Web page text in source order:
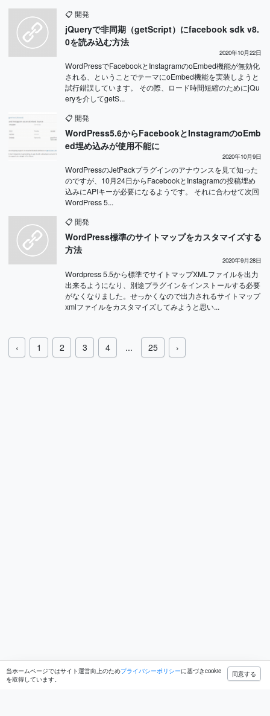
📋 開発
jQueryで非同期（getScript）にfacebook sdk v8.
0を読み込む方法
2020年10月22日
WordPressでFacebookとInstagramのoEmbed機能が無効化
される、ということでテーマにoEmbed機能を実装しようと
試行錯誤しています。 その際、ロード時間短縮のためにjQu
eryを介してgetS...
📋 開発
WordPress5.6からFacebookとInstagramのoEmb
ed埋め込みが使用不能に
2020年10月9日
WordPressのJetPackプラグインのアナウンスを見て知った
のですが、10月24日からFacebookとInstagramの投稿埋め
込みにAPIキーが必要になるようです。 それに合わせて次回
WordPress 5...
📋 開発
WordPress標準のサイトマップをカスタマイズする
方法
2020年9月28日
Wordpress 5.5から標準でサイトマップXMLファイルを出力
出来るようになり、別途プラグインをインストールする必要
がなくなりました。せっかくなので出力されるサイトマップ
xmlファイルをカスタマイズしてみようと思い...
‹ 1 2 3 4 ... 25 ›
当ホームページではサイト運営向上のためプライバシーポリシーに基づきcookie
を取得しています。
同意する